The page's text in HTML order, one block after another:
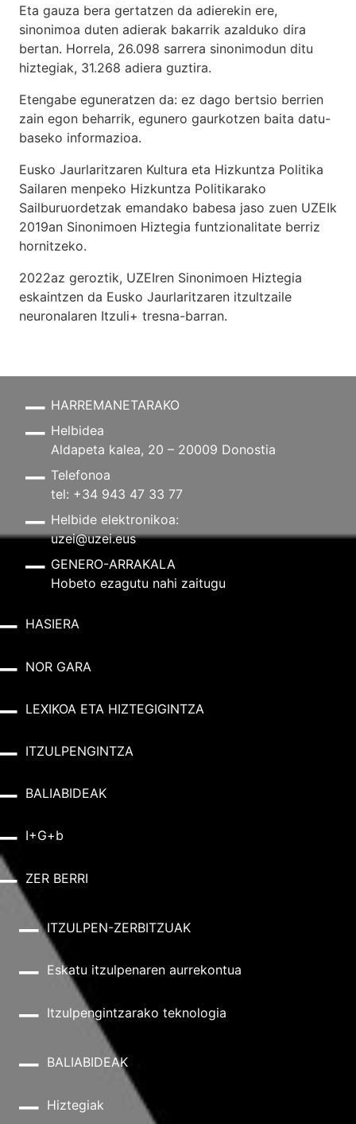
Eta gauza bera gertatzen da adierekin ere,
sinonimoa duten adierak bakarrik azalduko dira
bertan. Horrela, 26.098 sarrera sinonimodun ditu
hiztegiak, 31.268 adiera guztira.
Etengabe eguneratzen da: ez dago bertsio berrien
zain egon beharrik, egunero gaurkotzen baita datu-
baseko informazioa.
Eusko Jaurlaritzaren Kultura eta Hizkuntza Politika
Sailaren menpeko Hizkuntza Politikarako
Sailburuordetzak emandako babesa jaso zuen UZEIk
2019an Sinonimoen Hiztegia funtzionalitate berriz
hornitzeko.
2022az geroztik, UZEIren Sinonimoen Hiztegia
eskaintzen da Eusko Jaurlaritzaren itzultzaile
neuronalaren Itzuli+ tresna-barran.
HARREMANETARAKO
Helbidea
Aldapeta kalea, 20 – 20009 Donostia
Telefonoa
tel: +34 943 47 33 77
Helbide elektronikoa:
uzei@uzei.eus
GENERO-ARRAKALA
Hobeto ezagutu nahi zaitugu
HASIERA
NOR GARA
LEXIKOA ETA HIZTEGIGINTZA
ITZULPENGINTZA
BALIABIDEAK
I+G+b
ZER BERRI
ITZULPEN-ZERBITZUAK
Eskatu itzulpenaren aurrekontua
Itzulpengintzarako teknologia
BALIABIDEAK
Hiztegiak